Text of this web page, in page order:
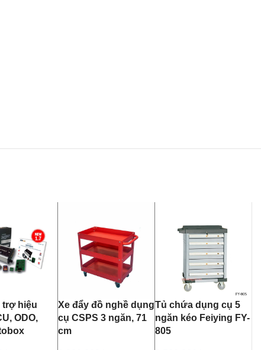
trợ hiệu
ODO,
Xe đẩy đồ nghề dụng
cụ CSPS 3 ngăn, 71
cm
Tủ chứa dụng cụ 5
ngăn kéo Feiying FY-
805